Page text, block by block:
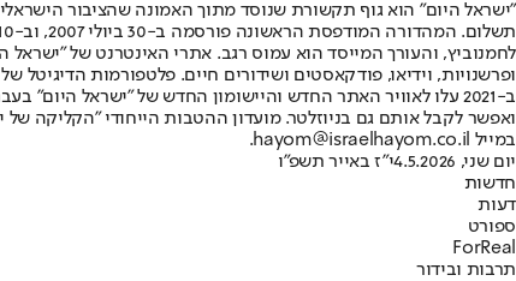
"ישראל היום" הוא גוף תקשורת שנוסד מתוך האמונה שהציבור הישראלי
ופרשנויות, וידיאו, פודקאסטים ושידורים חיים. פלטפורמות הדיגיטל
ב-2021 עלו לאוויר האתר החדש והיישומון החדש של "ישראל
ואפשר לקבל אותם גם בניוזלטר. מועדון ההטבות הייחודי "הקליקה
במייל hayom@israelhayom.co.il.
יום שני, 4.5.2026
י"ז באייר תשפ"ו
חדשות
דעות
ספורט
ForReal
תרבות ובידור